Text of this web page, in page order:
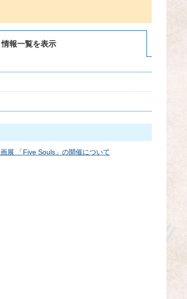
報一覧を表示
展 「Five Souls」の開催について